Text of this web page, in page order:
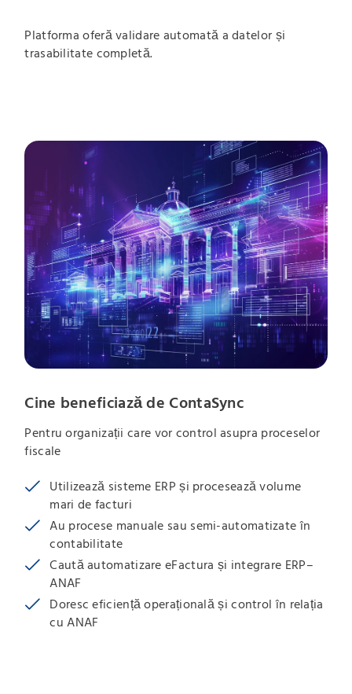
Platforma oferă validare automată a datelor și
trasabilitate completă.
Cine beneficiază de ContaSync
Pentru organizații care vor control asupra proceselor
fiscale
Utilizează sisteme ERP și procesează volume
mari de facturi
Au procese manuale sau semi-automatizate în
contabilitate
Caută automatizare eFactura și integrare ERP–
ANAF
Doresc eficiență operațională și control în relația
cu ANAF